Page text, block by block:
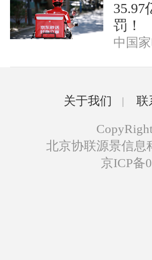
35.97
罚！
中国
关于我们 | 联
北京协联源景信息
京ICP备